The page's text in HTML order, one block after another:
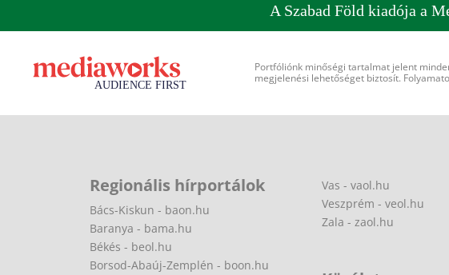
A Szabad Föld kiadója a
Portfóliónk minőségi tartalmat jelent
megjelenési lehetőséget biztosít.
Regionális hírportálok
Bács-Kiskun - baon.hu
Baranya - bama.hu
Békés - beol.hu
Borsod-Abaúj-Zemplén - boon.hu
Vas - vaol.hu
Veszprém - veol.hu
Zala - zaol.hu